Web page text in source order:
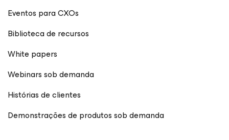
Eventos para CXOs
Biblioteca de recursos
White papers
Webinars sob demanda
Histórias de clientes
Demonstrações de produtos sob demanda